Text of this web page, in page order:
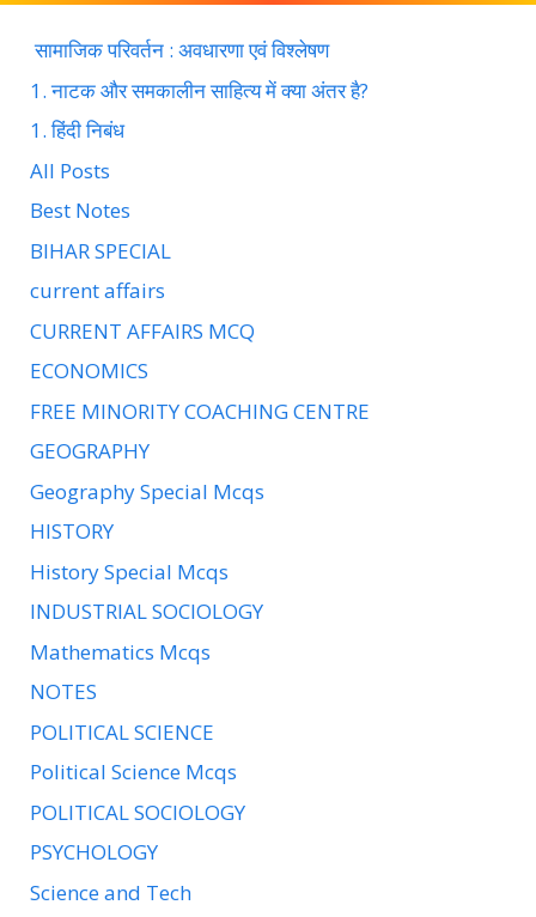
सामाजिक परिवर्तन : अवधारणा एवं विश्लेषण
1. नाटक और समकालीन साहित्य में क्या अंतर है?
1. हिंदी निबंध
All Posts
Best Notes
BIHAR SPECIAL
current affairs
CURRENT AFFAIRS MCQ
ECONOMICS
FREE MINORITY COACHING CENTRE
GEOGRAPHY
Geography Special Mcqs
HISTORY
History Special Mcqs
INDUSTRIAL SOCIOLOGY
Mathematics Mcqs
NOTES
POLITICAL SCIENCE
Political Science Mcqs
POLITICAL SOCIOLOGY
PSYCHOLOGY
Science and Tech